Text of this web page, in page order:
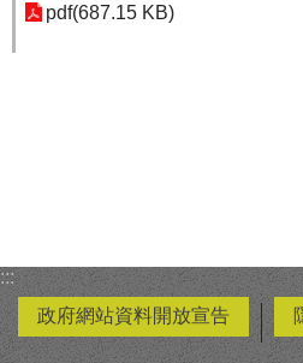
pdf(687.15 KB)
:::
政府網站資料開放宣告